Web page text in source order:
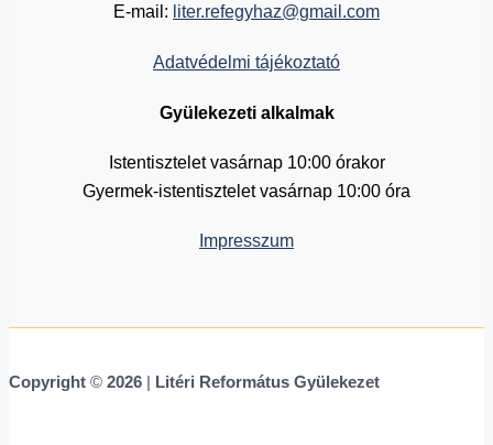
E-mail: liter.refegyhaz@gmail.com
Adatvédelmi tájékoztató
Gyülekezeti alkalmak
Istentisztelet vasárnap 10:00 órakor
Gyermek-istentisztelet vasárnap 10:00 óra
Impresszum
Copyright © 2026 Litéri Református Gyülekezet